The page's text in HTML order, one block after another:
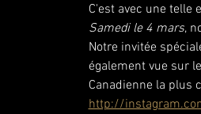
C'est avec une telle
Samedi le 4 mars,
Notre invitée
également vue sur
Canadienne la plus
http://